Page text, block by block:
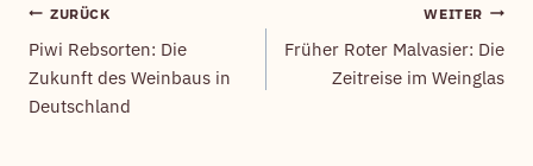
Beitragsnavigation
ZURÜCK
Piwi Rebsorten: Die
Zukunft des Weinbaus in
Deutschland
WEITER
Früher Roter Malvasier: Die
Zeitreise im Weinglas